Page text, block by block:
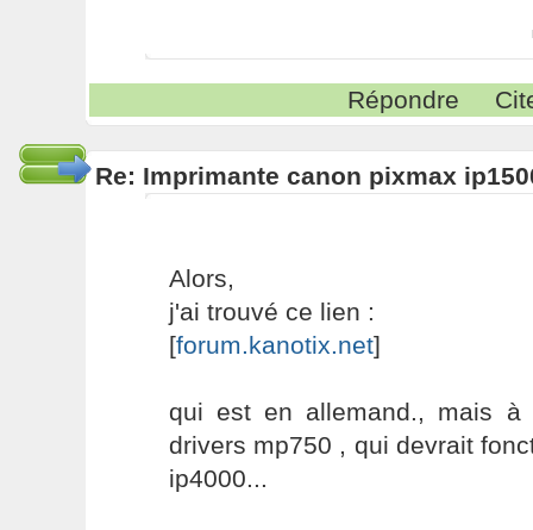
Répondre
Re: Imprimante canon pixmax
Alors,
j'ai trouvé ce lien :
[forum.kanotix.net]
qui est en allemand., mais à
drivers mp750 , qui devrait
ip4000...